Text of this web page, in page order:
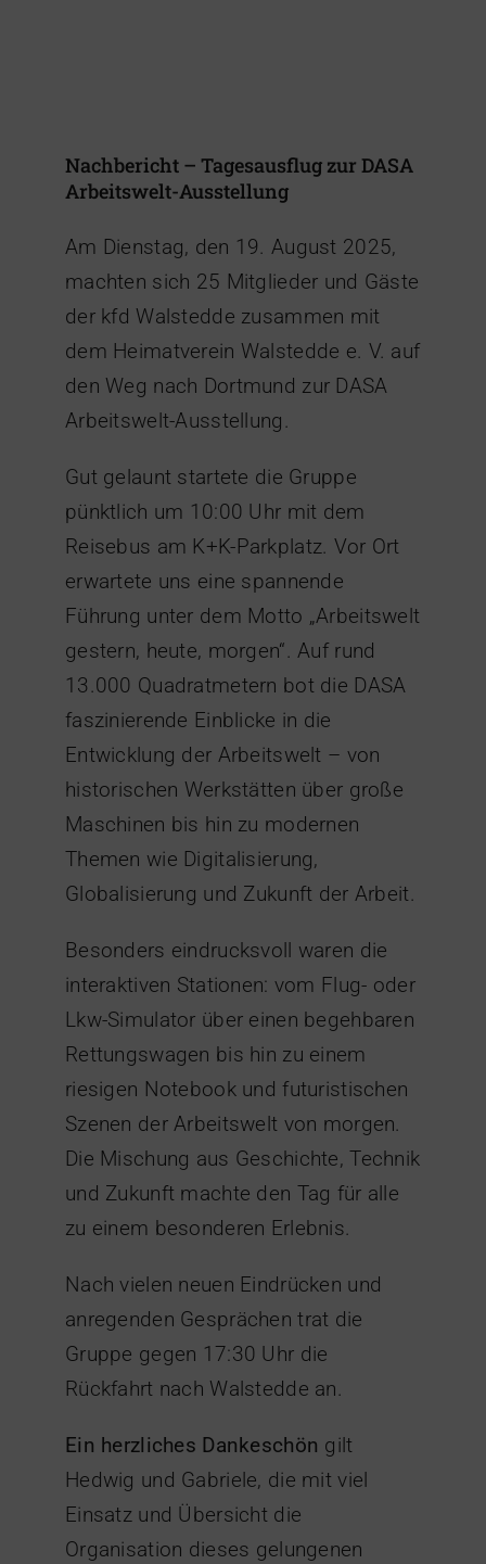
Nachbericht – Tagesausflug zur DASA
Arbeitswelt-Ausstellung
Am Dienstag, den 19. August 2025,
machten sich 25 Mitglieder und Gäste
der kfd Walstedde zusammen mit
dem Heimatverein Walstedde e. V. auf
den Weg nach Dortmund zur DASA
Arbeitswelt-Ausstellung.
Gut gelaunt startete die Gruppe
pünktlich um 10:00 Uhr mit dem
Reisebus am K+K-Parkplatz. Vor Ort
erwartete uns eine spannende
Führung unter dem Motto „Arbeitswelt
gestern, heute, morgen“. Auf rund
13.000 Quadratmetern bot die DASA
faszinierende Einblicke in die
Entwicklung der Arbeitswelt – von
historischen Werkstätten über große
Maschinen bis hin zu modernen
Themen wie Digitalisierung,
Globalisierung und Zukunft der Arbeit.
Besonders eindrucksvoll waren die
interaktiven Stationen: vom Flug- oder
Lkw-Simulator über einen begehbaren
Rettungswagen bis hin zu einem
riesigen Notebook und futuristischen
Szenen der Arbeitswelt von morgen.
Die Mischung aus Geschichte, Technik
und Zukunft machte den Tag für alle
zu einem besonderen Erlebnis.
Nach vielen neuen Eindrücken und
anregenden Gesprächen trat die
Gruppe gegen 17:30 Uhr die
Rückfahrt nach Walstedde an.
Ein herzliches Dankeschön gilt
Hedwig und Gabriele, die mit viel
Einsatz und Übersicht die
Organisation dieses gelungenen